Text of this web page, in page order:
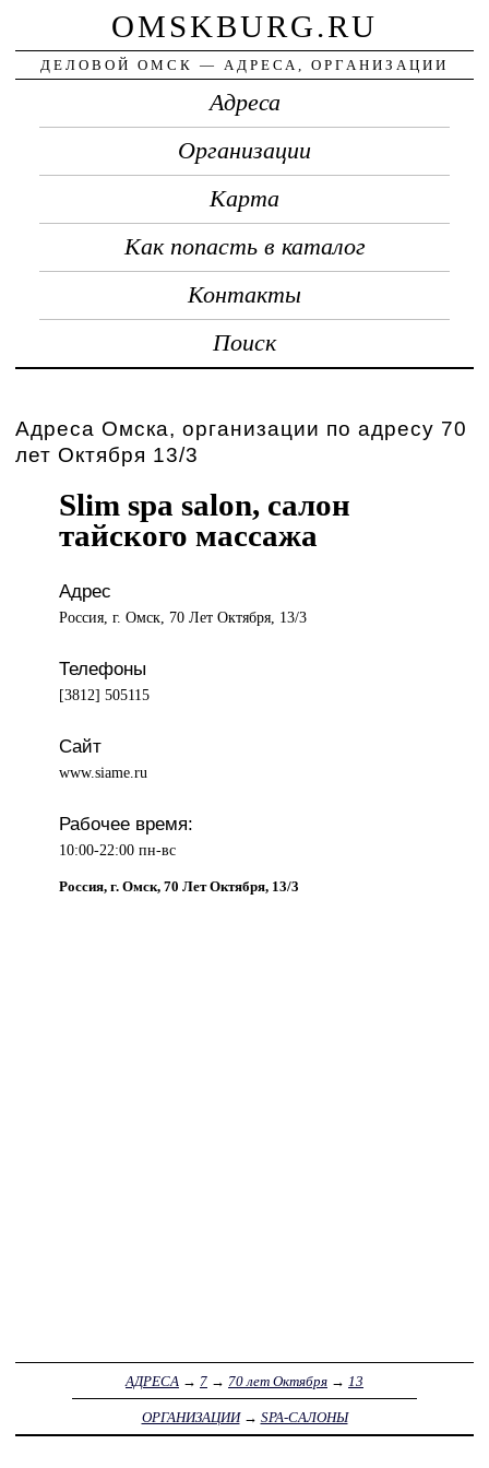
OMSKBURG.RU
ДЕЛОВОЙ ОМСК — АДРЕСА, ОРГАНИЗАЦИИ
Адреса
Организации
Карта
Как попасть в каталог
Контакты
Поиск
Адреса Омска, организации по адресу 70
лет Октября 13/3
Slim spa salon, салон
тайского массажа
Адрес
Россия, г. Омск, 70 Лет Октября, 13/3
Телефоны
[3812] 505115
Сайт
www.siame.ru
Рабочее время:
10:00-22:00 пн-вс
Россия, г. Омск, 70 Лет Октября, 13/3
АДРЕСА → 7 → 70 лет Октября → 13
ОРГАНИЗАЦИИ→ SPA-САЛОНЫ